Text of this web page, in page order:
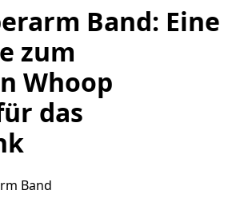
Band: Eine
zum
Whoop
das